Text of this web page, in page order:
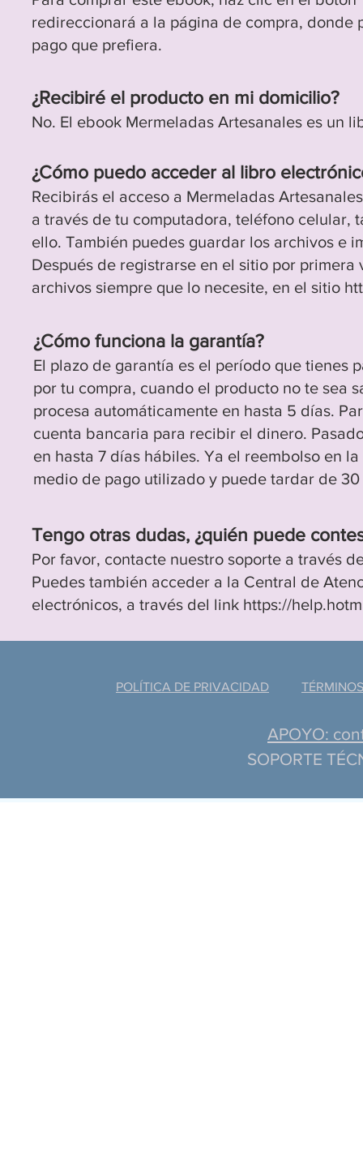
redireccionará a la página de compra,
pago que prefiera.
¿Recibiré el producto en mi domicilio?
No. El ebook Mermeladas Artesanales es un
¿Cómo puedo acceder al libro
Recibirás el acceso a Mermeladas
a través de tu computadora, teléfono
ello. También puedes guardar los archivos e
Después de registrarse en el sitio por
archivos siempre que lo necesite, en el sitio
¿Cómo funciona la garantía?
El plazo de garantía es el período que tienes
por tu compra, cuando el producto no te sea
procesa automáticamente en hasta 5 días.
cuenta bancaria para recibir el dinero.
en hasta 7 días hábiles. Ya el reembolso en
medio de pago utilizado y puede tardar de
Tengo otras dudas, ¿quién puede
Por favor, contacte nuestro soporte a través
Puedes también acceder a la Central de
electrónicos, a través del link https://
POLÍTICA DE PRIVACIDAD
APOYO:
SOPORTE